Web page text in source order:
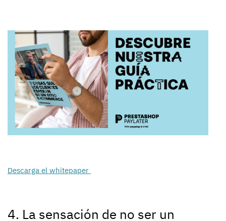
Descarga el whitepaper
4. La sensación de no ser un